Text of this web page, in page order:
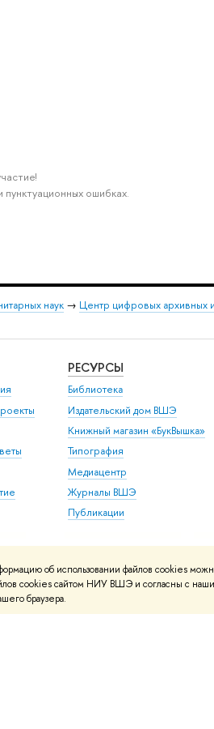
об использовании файлов cookies
cookies сайтом НИУ ВШЭ и согласны с
браузера.
ошибках.
наук → Центр цифровых архивных
РЕСУРСЫ
Библиотека
Издательский дом ВШЭ
Книжный магазин «БукВышка»
Типография
Медиацентр
Журналы ВШЭ
Публикации